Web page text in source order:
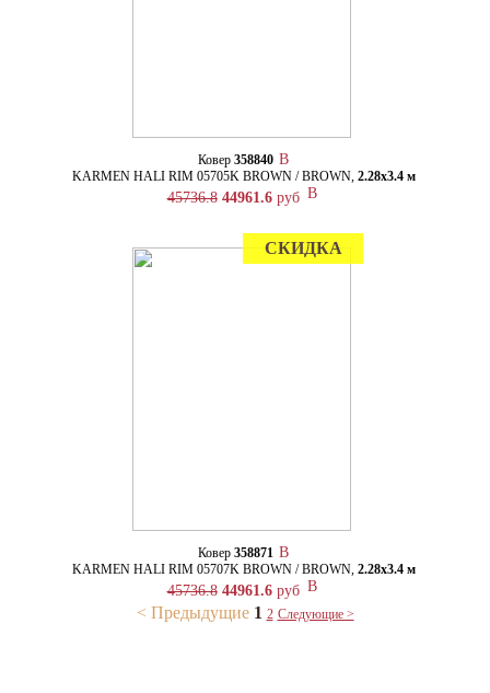
Ковер 358840
KARMEN HALI RIM 05705K BROWN / BROWN, 2.28х3.4 м
45736.8 44961.6руб
СКИДКА
Ковер 358871
KARMEN HALI RIM 05707K BROWN / BROWN, 2.28х3.4 м
45736.8 44961.6руб
< Предыдущие 1 2 Следующие >